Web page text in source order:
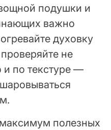
подушки и
важно
духовку
не
и по текстуре —
полезных